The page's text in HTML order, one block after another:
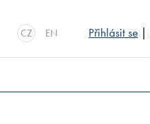
CZ EN Přihlásit se |